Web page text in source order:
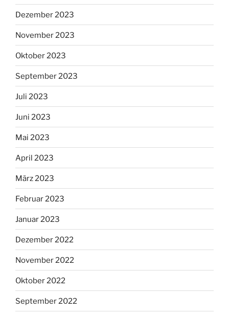
Dezember 2023
November 2023
Oktober 2023
September 2023
Juli 2023
Juni 2023
Mai 2023
April 2023
März 2023
Februar 2023
Januar 2023
Dezember 2022
November 2022
Oktober 2022
September 2022